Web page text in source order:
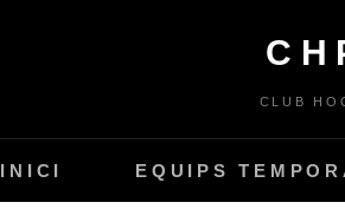
CLUB
INICI EQUIPS